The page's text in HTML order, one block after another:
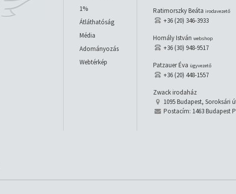
1%
Átláthatóság
Média
Adományozás
Webtérkép
Ratimorszky Beáta irodavezető
+36 (20) 346-3933
Homály István webshop
+36 (30) 948-9517
Patzauer Éva ügyvezető
+36 (20) 448-1557
Zwack irodaház
1095 Budapest, Soroksári
Postacím: 1463 Budapest